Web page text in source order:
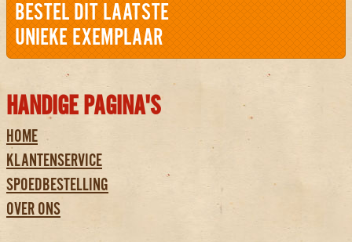
BESTEL DIT LAATSTE
UNIEKE EXEMPLAAR
HANDIGE PAGINA'S
HOME
KLANTENSERVICE
SPOEDBESTELLING
OVER ONS